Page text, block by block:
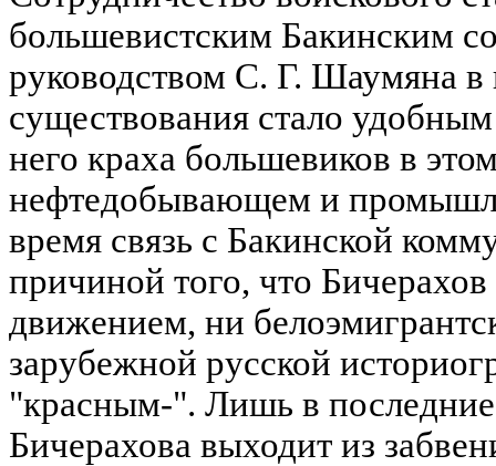
большевистским Бакинским
руководством С. Г. Шаумяна в
существования стало
него краха большевиков в
нефтедобывающем и
время связь с Бакинской
причиной того, что
движением, ни
зарубежной русской
"красным-". Лишь в
Бичерахова выходит из